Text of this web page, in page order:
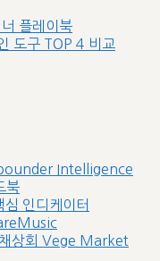
플레이북
도구 TOP 4 비교
Intelligence
북
인디케이터
상회 Vege Market